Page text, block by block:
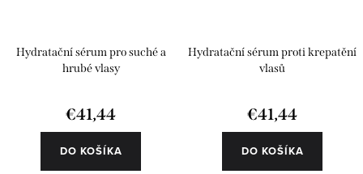
kd
Hydratační sérum pro suché a
hrubé vlasy
€41,44
DO KOŠÍKA
Hydratační sérum proti krepatění
vlasů
€41,44
DO KOŠÍKA